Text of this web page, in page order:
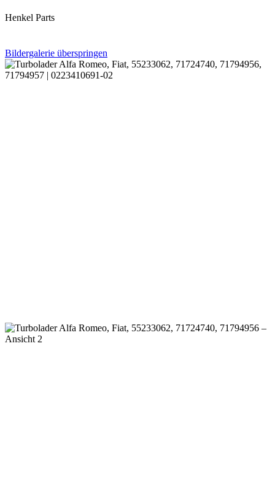
Henkel Parts
Bildergalerie überspringen